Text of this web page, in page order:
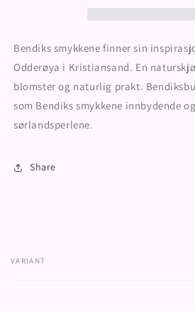
Bendiks smykkene finner sin
Odderøya i Kristiansand. En
blomster og naturlig prakt.
som Bendiks smykkene innbydende
sørlandsperlene.
Share
Handlekurven
VARIANT